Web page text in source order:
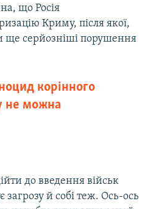
що Росія
Криму, після якої,
ще серйозніші порушення
корінного
не можна
до введення військ
й собі теж. Ось-ось